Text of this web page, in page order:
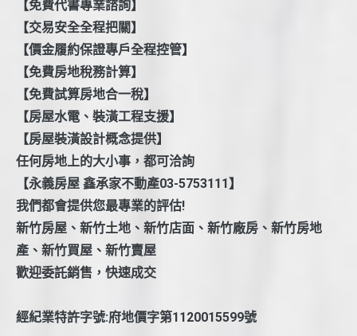
【免費代書專業諮詢】
【交易安全全程把關】
【價金履約保證專戶全程控管】
【免費房地稅務計算】
【免費試算房地合一稅】
【房屋水電、裝潢工程支援】
【房屋裝潢設計概念提供】
任何房地上的大小事，都可洽詢
【永義房屋 鑫承家不動產03-5753111】
我們都會提供您最專業的評估!
新竹房屋、新竹土地、新竹店面、新竹廠房、新竹房地
產、新竹買屋、新竹賣屋
歡迎委託銷售，快速成交
經紀業特許字號:府地價字第1120015599號